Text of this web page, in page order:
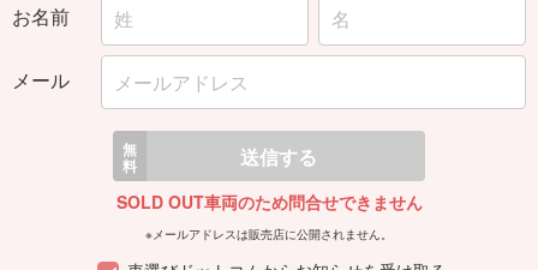
お名前
メール
無
料 送信する
SOLD OUT車両のため問合せできません
※メールアドレスは販売店に公開されません。